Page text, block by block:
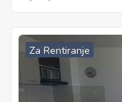
Za Rentiranje